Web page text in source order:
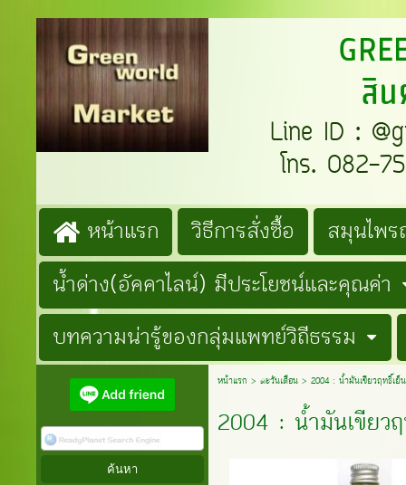
สิ
Line ID :
โทร. 082-
หน้าแรก วิธีการสั่งซื้อ
สมุนไพ
น้ำด่าง(อัคคาไลน์) มีประโยชน์และคุณค่า
บทความน่ารู้ของกลุ่มแพทย์วิถีธรรม
หน้าแรก > ตะวันเดือน> 2004 : น้ำมันเขียวฤทธิ์เ
2004 : น้ำมันเขียว